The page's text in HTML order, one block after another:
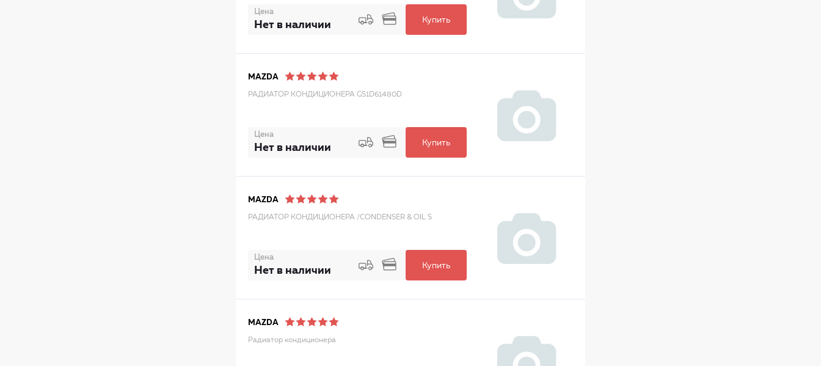
Цена
Нет в наличии Купить
MAZDA
РАДИАТОР КОНДИЦИОНЕРА GS1D61480D
Цена
Нет в наличии Купить
MAZDA
РАДИАТОР КОНДИЦИОНЕРА /CONDENSER & OIL S
Цена
Нет в наличии Купить
MAZDA
Радиатор кондиционера